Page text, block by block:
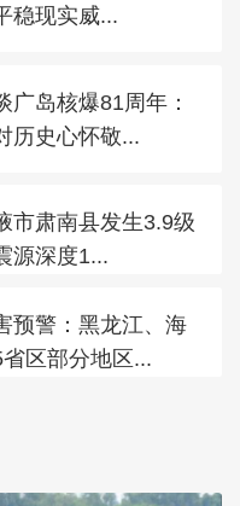
稳现实威...
广岛核爆81周年：
历史心怀敬...
市肃南县发生3.9级
源深度1...
预警：黑龙江、海
区部分地区...